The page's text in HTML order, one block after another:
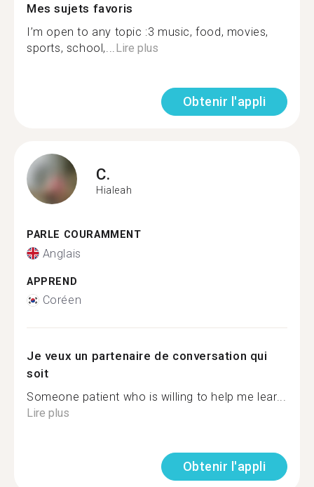
Mes sujets favoris
I’m open to any topic :3 music, food, movies,
sports, school,...Lire plus
Obtenir l'appli
C.
Hialeah
PARLE COURAMMENT
Anglais
APPREND
Coréen
Je veux un partenaire de conversation qui
soit
Someone patient who is willing to help me lear...
Lire plus
Obtenir l'appli